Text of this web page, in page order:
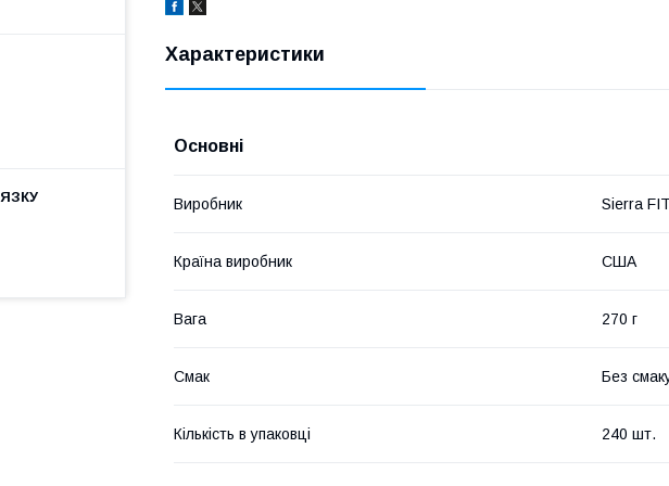
Характеристики
Основні
Виробник Sierra
Країна виробник США
Вага 270 г
Смак Без
Кількість в упаковці 240 шт.